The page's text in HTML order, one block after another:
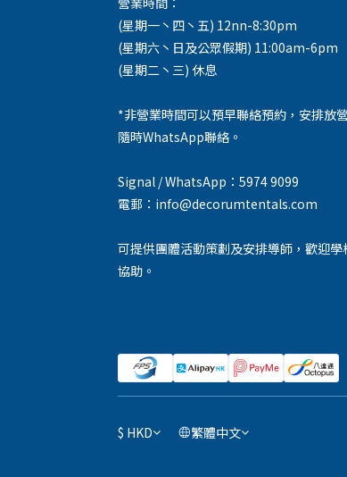
(星期一丶四丶五) 12nn-8:30pm
(星期六丶日及公眾假期) 11:00am-6pm
(星期二丶三) 休息
*非營業時間可以預早聯絡預約，安排放
隨時WhatsApp聯絡。
Signal / WhatsApp：5974 9099
電郵：info@decorumtentals.com
可提供團體活動策劃及安排導師，歡迎
協助。
$ HKD 繁體中文